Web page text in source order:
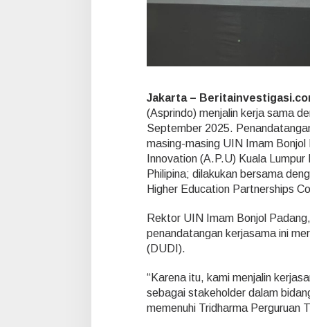
b
o
r
a
s
i
T
r
a
r
d
a
n
E
Jakarta –
(Asprindo) menjalin kerja sama
September 2025.
masing-masing UIN Imam
Innovation (A.P.U) Kuala
Philipina; dilakukan bersama
Higher Education Partnerships
Rektor UIN Imam Bonjol
penandatangan kerjasama ini
(DUDI).
“Karena itu, kami menjalin
sebagai stakeholder dalam
memenuhi Tridharma Perguruan